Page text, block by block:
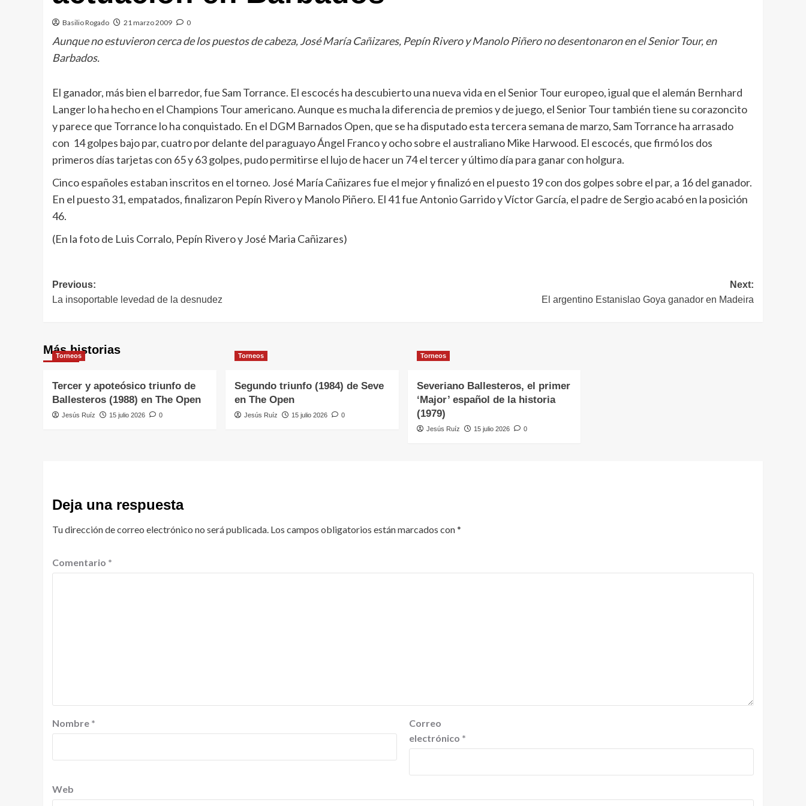
Basilio Rogado 21 marzo 2009 0
Aunque no estuvieron cerca de los puestos de cabeza, José María Cañizares, Pepín Rivero y Manolo Piñero no desentonaron en el Senior Tour, en
Barbados.
El ganador, más bien el barredor, fue Sam Torrance. El escocés ha descubierto una nueva vida en el Senior Tour europeo, igual que el alemán Bernhard
Langer lo ha hecho en el Champions Tour americano. Aunque es mucha la diferencia de premios y de juego, el Senior Tour también tiene su corazoncito
y parece que Torrance lo ha conquistado. En el DGM Barnados Open, que se ha disputado esta tercera semana de marzo, Sam Torrance ha arrasado
con 14 golpes bajo par, cuatro por delante del paraguayo Ángel Franco y ocho sobre el australiano Mike Harwood. El escocés, que firmó los dos
primeros días tarjetas con 65 y 63 golpes, pudo permitirse el lujo de hacer un 74 el tercer y último día para ganar con holgura.
Cinco españoles estaban inscritos en el torneo. José María Cañizares fue el mejor y finalizó en el puesto 19 con dos golpes sobre el par, a 16 del ganador.
En el puesto 31, empatados, finalizaron Pepín Rivero y Manolo Piñero. El 41 fue Antonio Garrido y Víctor García, el padre de Sergio acabó en la posición
46.
(En la foto de Luis Corralo, Pepín Rivero y José Maria Cañizares)
Navegación
de
Previous:
La insoportable levedad de la desnudez
Next:
El argentino Estanislao Goya ganador en Madeira
Más historias
Torneos
Tercer y apoteósico triunfo de
Ballesteros (1988) en The Open
Jesús Ruíz 15 julio 2026 0
Torneos
Segundo triunfo (1984) de Seve
en The Open
Jesús Ruíz 15 julio 2026 0
Torneos
Severiano Ballesteros, el primer
‘Major’ español de la historia
(1979)
Jesús Ruíz 15 julio 2026 0
Deja una respuesta
Tu dirección de correo electrónico no será publicada. Los campos obligatorios están marcados con*
Comentario *
Nombre *
Correo
electrónico *
Web